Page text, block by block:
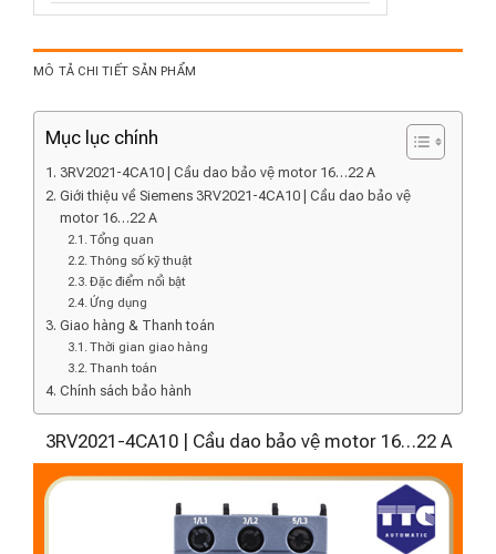
MÔ TẢ CHI TIẾT SẢN PHẨM
Mục lục chính
3RV2021-4CA10 | Cầu dao bảo vệ motor 16…22 A
Giới thiệu về Siemens 3RV2021-4CA10 | Cầu dao bảo vệ
motor 16…22 A
Tổng quan
Thông số kỹ thuật
Đặc điểm nổi bật
Ứng dụng
Giao hàng & Thanh toán
Thời gian giao hàng
Thanh toán
Chính sách bảo hành
3RV2021-4CA10 | Cầu dao bảo vệ motor 16…22 A